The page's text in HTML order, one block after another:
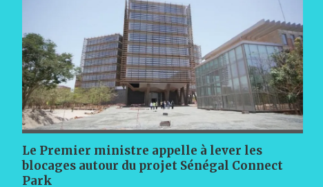
Le Premier ministre appelle à lever les
blocages autour du projet Sénégal Connect
Park